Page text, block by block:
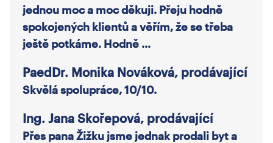
jednou moc a moc děkuji. Přeju hodně
spokojených klientů a věřím, že se třeba
ještě potkáme. Hodně …
PaedDr. Monika Nováková, prodávající
Skvělá spolupráce, 10/10.
Ing. Jana Skořepová, prodávající
Přes pana Žižku jsme jednak prodali byt a